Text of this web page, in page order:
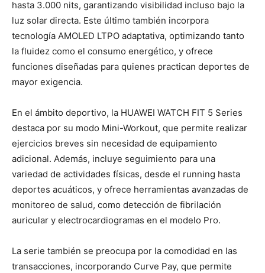
hasta 3.000 nits, garantizando visibilidad incluso bajo la
luz solar directa. Este último también incorpora
tecnología AMOLED LTPO adaptativa, optimizando tanto
la fluidez como el consumo energético, y ofrece
funciones diseñadas para quienes practican deportes de
mayor exigencia.
En el ámbito deportivo, la HUAWEI WATCH FIT 5 Series
destaca por su modo Mini-Workout, que permite realizar
ejercicios breves sin necesidad de equipamiento
adicional. Además, incluye seguimiento para una
variedad de actividades físicas, desde el running hasta
deportes acuáticos, y ofrece herramientas avanzadas de
monitoreo de salud, como detección de fibrilación
auricular y electrocardiogramas en el modelo Pro.
La serie también se preocupa por la comodidad en las
transacciones, incorporando Curve Pay, que permite